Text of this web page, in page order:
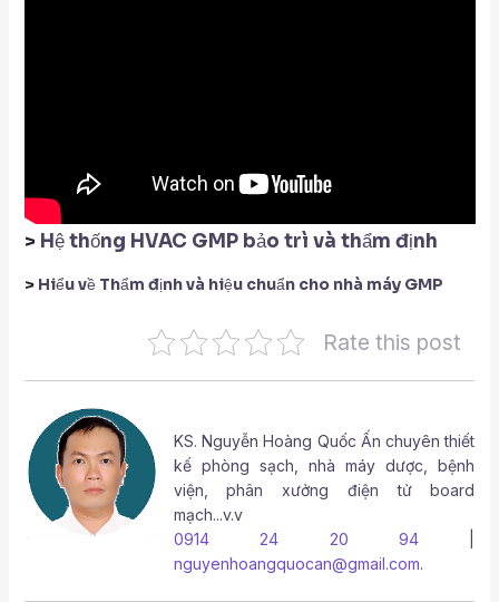
> Hệ thống HVAC GMP bảo trì và thẩm định
> Hiểu về Thẩm định và hiệu chuẩn cho nhà máy GMP
Rate this post
KS. Nguyễn Hoàng Quốc Ấnchuyên thiết
kế phòng sạch, nhà máy dược, bệnh
viện, phân xưởng điện tử board
mạch...v.v
0914 24 20 94|
nguyenhoangquocan@gmail.com.